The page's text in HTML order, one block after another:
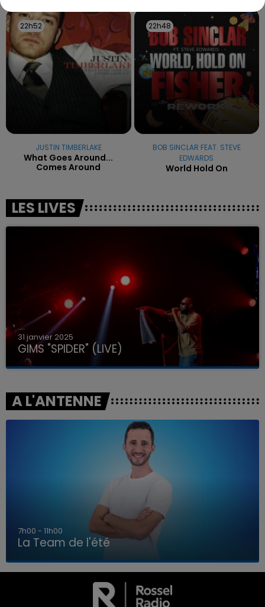
LA TEAM DE L'ÉTÉ
22h52
22h52
JUSTIN TIMBERLAKE
What Goes Around...
Comes Around
22h48
22h48
BOB SINCLAR FEAT. STEVE
EDWARDS
World Hold On
LES LIVES
31 janvier 2025
GIMS "SPIDER" (LIVE)
A L'ANTENNE
7h00 - 11h00
La Team de l'été